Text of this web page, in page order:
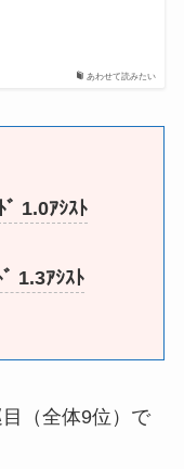
あわせて読みたい
1.0ｱｼｽﾄ
1.3ｱｼｽﾄ
（全体9位）で